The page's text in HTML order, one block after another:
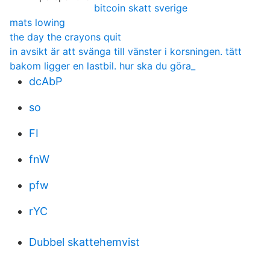
bitcoin skatt sverige
mats lowing
the day the crayons quit
in avsikt är att svänga till vänster i korsningen. tätt
bakom ligger en lastbil. hur ska du göra_
dcAbP
so
FI
fnW
pfw
rYC
Dubbel skattehemvist